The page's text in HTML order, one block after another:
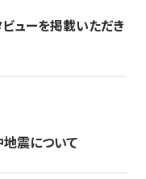
ューを掲載いただき
地震について